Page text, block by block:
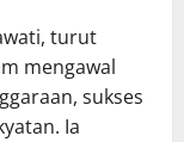
turut
mengawal
sukses
Ia